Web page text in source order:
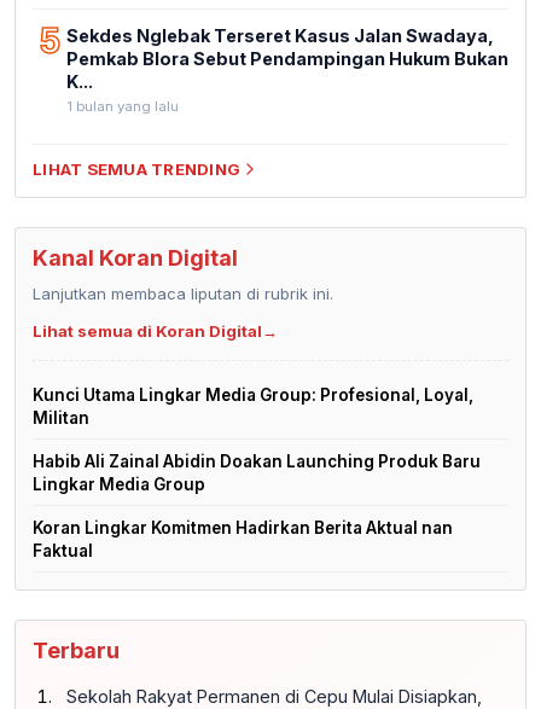
5 Sekdes Nglebak Terseret Kasus Jalan Swadaya,
Pemkab Blora Sebut Pendampingan Hukum Bukan
K...
1 bulan yang lalu
LIHAT SEMUA TRENDING
Kanal Koran Digital
Lanjutkan membaca liputan di rubrik ini.
Lihat semua di Koran Digital→
Kunci Utama Lingkar Media Group: Profesional, Loyal,
Militan
Habib Ali Zainal Abidin Doakan Launching Produk Baru
Lingkar Media Group
Koran Lingkar Komitmen Hadirkan Berita Aktual nan
Faktual
Terbaru
Sekolah Rakyat Permanen di Cepu Mulai Disiapkan,